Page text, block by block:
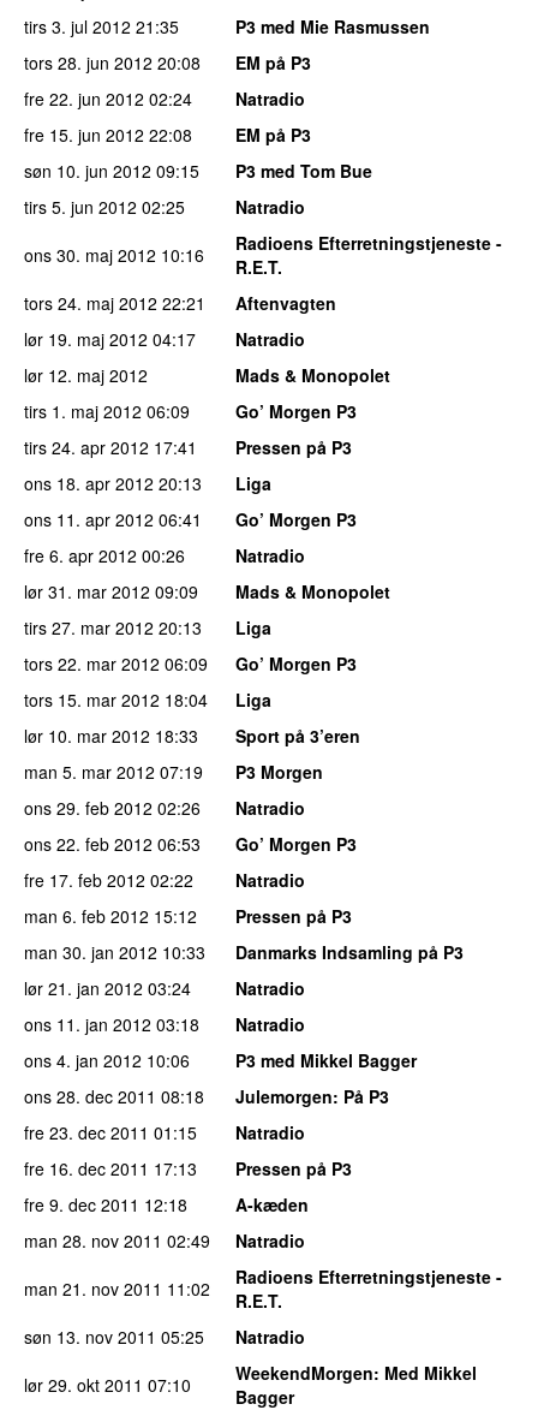
tirs 3. jul 2012 21:35
P3 med Mie Rasmussen
tors 28. jun 2012 20:08
EM på P3
fre 22. jun 2012 02:24
Natradio
fre 15. jun 2012 22:08
EM på P3
søn 10. jun 2012 09:15
P3 med Tom Bue
tirs 5. jun 2012 02:25
Natradio
ons 30. maj 2012 10:16
Radioens Efterretningstjeneste -
R.E.T.
tors 24. maj 2012 22:21
Aftenvagten
lør 19. maj 2012 04:17
Natradio
lør 12. maj 2012
Mads & Monopolet
tirs 1. maj 2012 06:09
Go’ Morgen P3
tirs 24. apr 2012 17:41
Pressen på P3
ons 18. apr 2012 20:13
Liga
ons 11. apr 2012 06:41
Go’ Morgen P3
fre 6. apr 2012 00:26
Natradio
lør 31. mar 2012 09:09
Mads & Monopolet
tirs 27. mar 2012 20:13
Liga
tors 22. mar 2012 06:09
Go’ Morgen P3
tors 15. mar 2012 18:04
Liga
lør 10. mar 2012 18:33
Sport på 3’eren
man 5. mar 2012 07:19
P3 Morgen
ons 29. feb 2012 02:26
Natradio
ons 22. feb 2012 06:53
Go’ Morgen P3
fre 17. feb 2012 02:22
Natradio
man 6. feb 2012 15:12
Pressen på P3
man 30. jan 2012 10:33
Danmarks Indsamling på P3
lør 21. jan 2012 03:24
Natradio
ons 11. jan 2012 03:18
Natradio
ons 4. jan 2012 10:06
P3 med Mikkel Bagger
ons 28. dec 2011 08:18 Julemorgen: På P3
fre 23. dec 2011 01:15
Natradio
fre 16. dec 2011 17:13
Pressen på P3
fre 9. dec 2011 12:18
A-kæden
man 28. nov 2011 02:49
Natradio
man 21. nov 2011 11:02
Radioens Efterretningstjeneste -
R.E.T.
søn 13. nov 2011 05:25
Natradio
lør 29. okt 2011 07:10 WeekendMorgen: Med Mikkel
Bagger